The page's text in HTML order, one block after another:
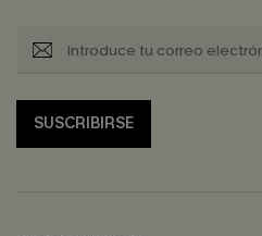
SUSCRIBIRSE